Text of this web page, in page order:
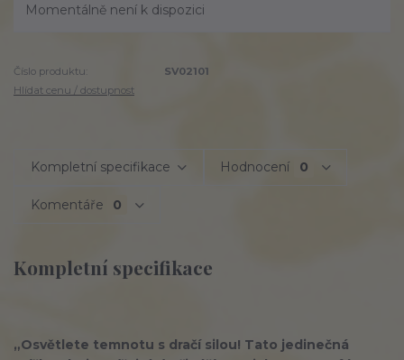
Momentálně není k dispozici
Číslo produktu:
SV02101
Hlídat cenu / dostupnost
Kompletní specifikace Hodnocení 0
Komentáře 0
Kompletní specifikace
„Osvětlete temnotu s dračí silou! Tato jedinečná